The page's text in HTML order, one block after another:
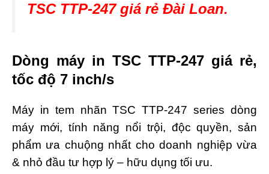
TSC TTP-247 giá rẻ Đài Loan.
Dòng máy in TSC TTP-247 giá rẻ,
tốc độ 7 inch/s
Máy in tem nhãn TSC TTP-247 series dòng
máy mới, tính năng nổi trội, độc quyền, sản
phẩm ưa chuộng nhất cho doanh nghiệp vừa
& nhỏ đầu tư hợp lý – hữu dụng tối ưu.